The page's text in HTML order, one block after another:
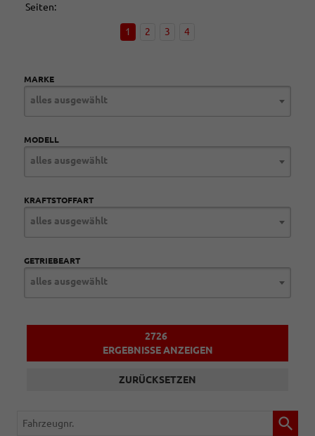
Seiten:
1 2 3 4
MARKE
alles ausgewählt
MODELL
alles ausgewählt
KRAFTSTOFFART
alles ausgewählt
GETRIEBEART
alles ausgewählt
2726
ERGEBNISSE ANZEIGEN
ZURÜCKSETZEN
Fahrzeugnr.